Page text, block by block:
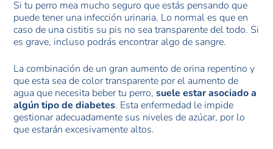
Si tu perro mea mucho seguro que estás pensando que
puede tener una infección urinaria. Lo normal es que en
caso de una cistitis su pis no sea transparente del todo. Si
es grave, incluso podrás encontrar algo de sangre.
La combinación de un gran aumento de orina repentino y
que esta sea de color transparente por el aumento de
agua que necesita beber tu perro,suele estar asociado a
algún tipo de diabetes. Esta enfermedad le impide
gestionar adecuadamente sus niveles de azúcar, por lo
que estarán excesivamente altos.